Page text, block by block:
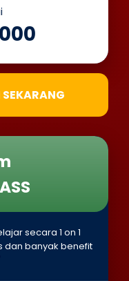
secara 1 on 1
dan banyak benefit